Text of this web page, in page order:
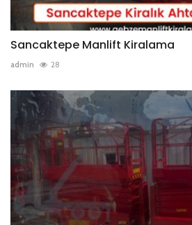
Sancaktepe Manlift Kiralama
admin 28